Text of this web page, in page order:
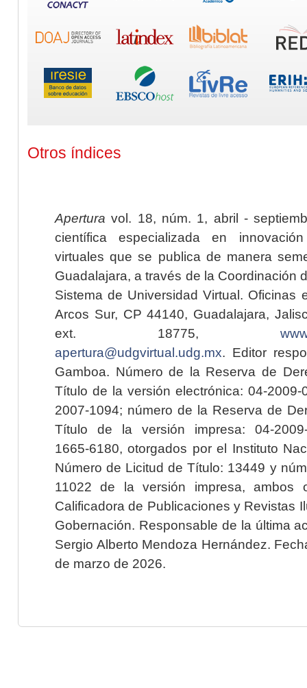
Otros índices
Apertura vol. 18, núm. 1, abril -
científica especializada en
virtuales que se publica de manera
Guadalajara, a través de la Coordinación
Sistema de Universidad Virtual. Oficinas
Arcos Sur, CP 44140, Guadalajara,
ext. 18775,
apertura@udgvirtual.udg.mx. Editor
Gamboa. Número de la Reserva de
Título de la versión electrónica: 04-2009-
2007-1094; número de la Reserva de
Título de la versión impresa: 04-2009-
1665-6180, otorgados por el Instituto
Número de Licitud de Título: 13449 y
11022 de la versión impresa, ambos
Calificadora de Publicaciones y Revistas
Gobernación. Responsable de la última
Sergio Alberto Mendoza Hernández.
de marzo de 2026.